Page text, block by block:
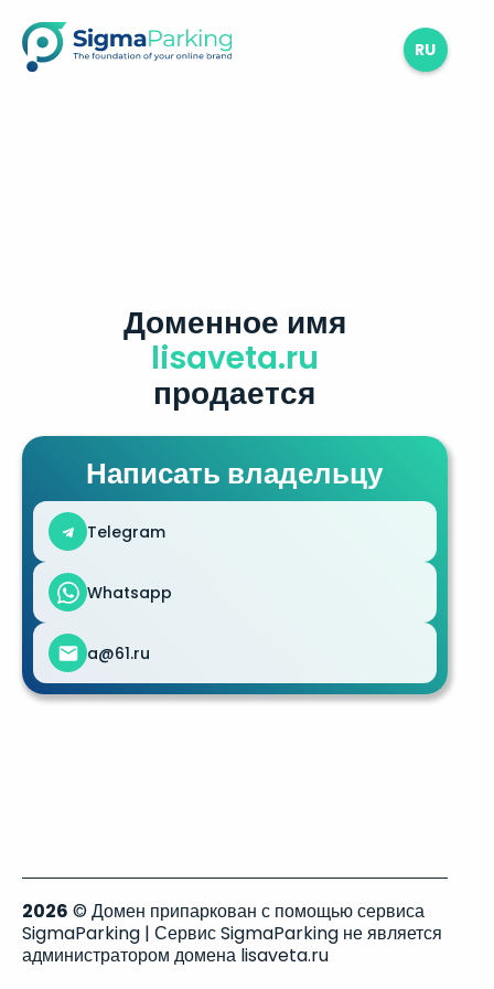
RU
Доменное имя
lisaveta.ru
продается
Написать владельцу
Telegram
Whatsapp
a@61.ru
2026 © Домен припаркован с помощью сервиса
SigmaParking | Сервис SigmaParking не является
администратором домена lisaveta.ru